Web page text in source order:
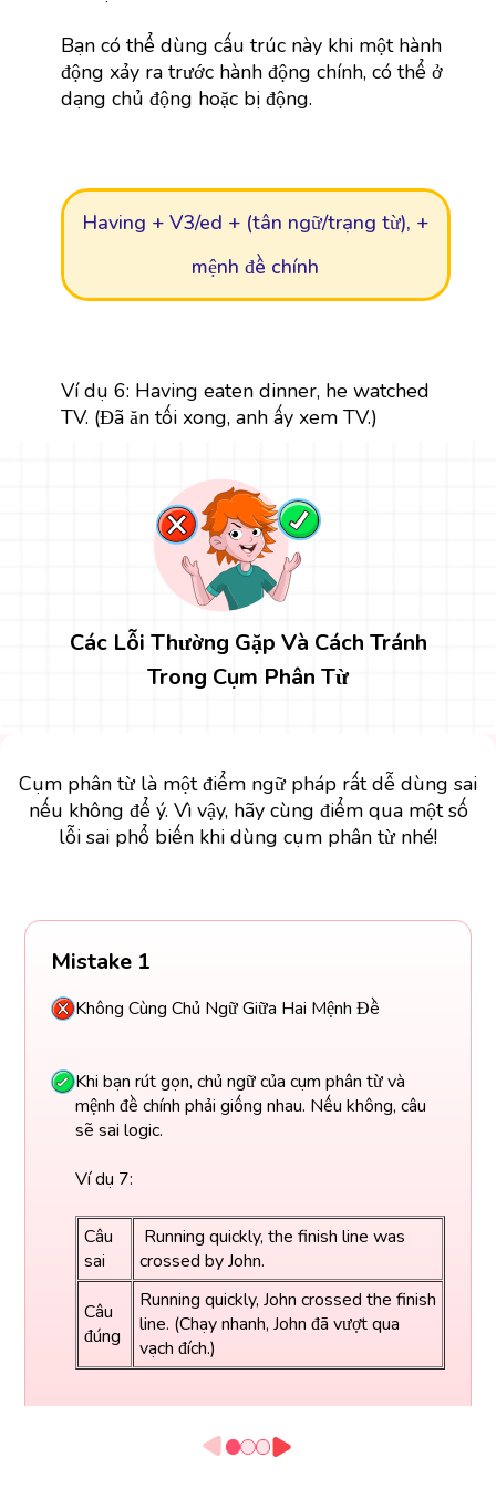
Bạn có thể dùng cấu trúc này khi một hành
động xảy ra trước hành động chính, có thể ở
dạng chủ động hoặc bị động.
Having + V3/ed + (tân ngữ/trạng từ), +
mệnh đề chính
Ví dụ 6: Having eaten dinner, he watched
TV. (Đã ăn tối xong, anh ấy xem TV.)
Các Lỗi Thường Gặp Và Cách Tránh
Trong Cụm Phân Từ
Cụm phân từ là một điểm ngữ pháp rất dễ dùng sai
nếu không để ý. Vì vậy, hãy cùng điểm qua một số
lỗi sai phổ biến khi dùng cụm phân từ nhé!
Mistake 1
Không Cùng Chủ Ngữ Giữa Hai Mệnh Đề
Khi bạn rút gọn, chủ ngữ của cụm phân từ và
mệnh đề chính phải giống nhau. Nếu không, câu
sẽ sai logic.
Ví dụ 7:
Câu
sai
Running quickly, the finish line was
crossed by John.
Câu
đúng
Running quickly, John crossed the finish
line. (Chạy nhanh, John đã vượt qua
vạch đích.)